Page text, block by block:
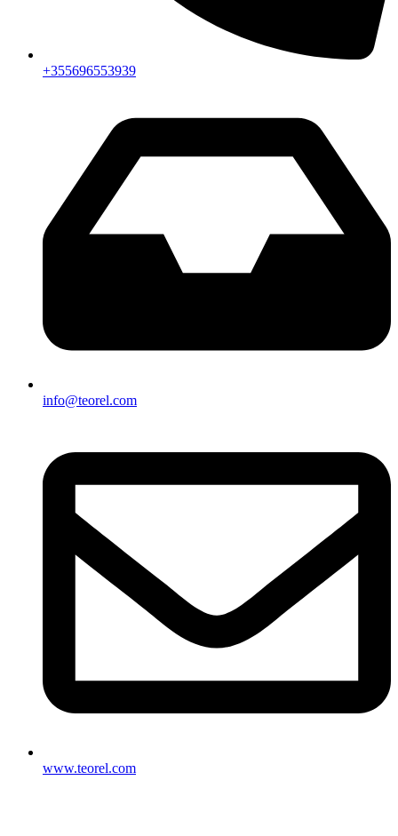
+355696553939
info@teorel.com
www.teorel.com